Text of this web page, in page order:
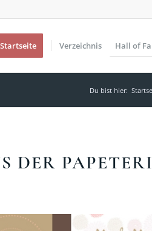
Startseite Verzeichnis Hall of
Du bist hier:
DER